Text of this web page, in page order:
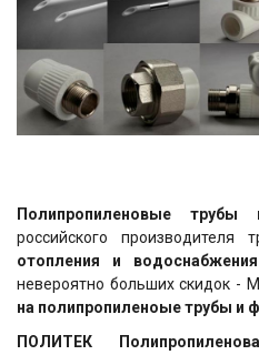
Полипропиленовые трубы
российского производителя
отопления и
невероятно больших скидок -
на полипропиленоые трубы и
ПОЛИТЕК